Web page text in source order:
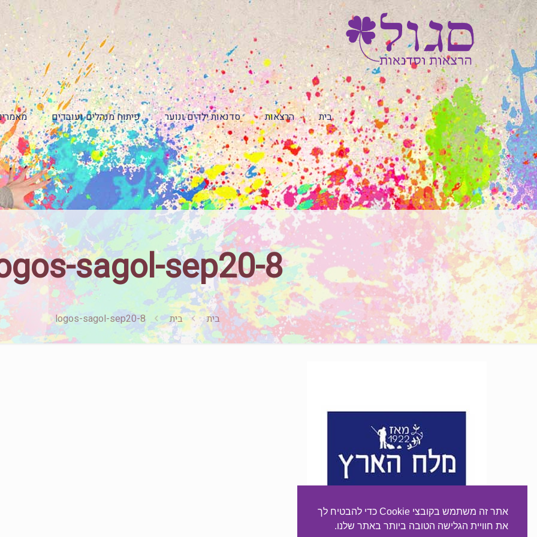
בית הרצאות סדנאות ילדים ונוער פיתוח מנהלים ועובדים
sagol-sep20-8
בית בית logos-sagol-sep20-8
אתר זה משתמש בקובצי Cookie כדי להבטיח לך
את חוויית הגלישה הטובה ביותר באתר שלנו.